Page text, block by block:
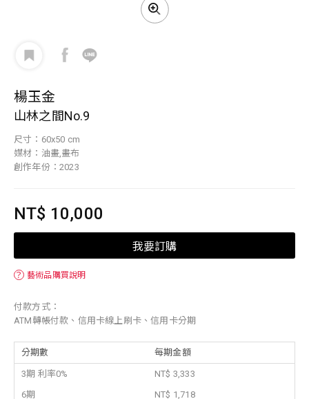
楊玉金
山林之間No.9
尺寸：60x50 cm
媒材：油畫,畫布
創作年份：2023
NT$ 10,000
我要訂購
？ 藝術品購買說明
付款方式：
ATM轉帳付款、信用卡線上刷卡、信用卡分期
分期數 每期金額
3期 利率0%
NT$ 3,333
6期
NT$ 1,718